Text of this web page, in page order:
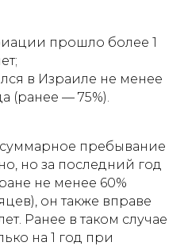
прошло более 1
в Израиле не менее
(ранее — 75%).
пребывание
но за последний год
не менее 60%
он также вправе
Ранее в таком случае
на 1 год при